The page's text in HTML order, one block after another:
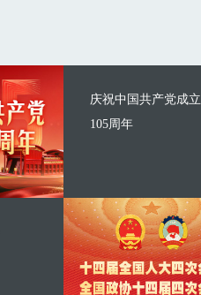
庆祝中国共产党成立
105周年